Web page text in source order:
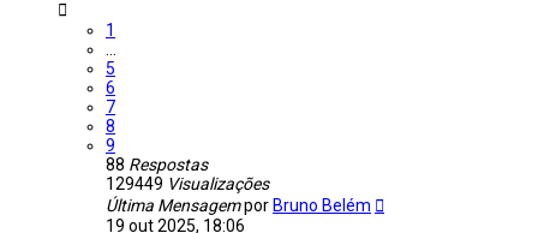
1
5
6
7
8
9
88 Respostas
129449 Visualizações
Última Mensagempor Bruno Belém
19 out 2025, 18:06